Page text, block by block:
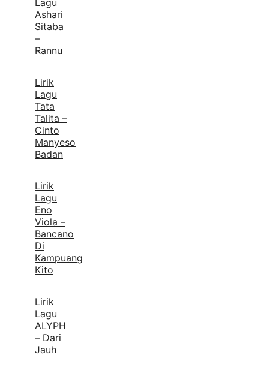
Ashari
Sitaba
–
Rannu
Lirik
Lagu
Tata
Talita –
Cinto
Manyeso
Badan
Lirik
Lagu
Eno
Viola –
Bancano
Di
Kampuang
Kito
Lirik
Lagu
ALYPH
– Dari
Jauh